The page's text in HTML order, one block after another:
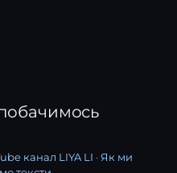
канал LIYA LI · Як ми